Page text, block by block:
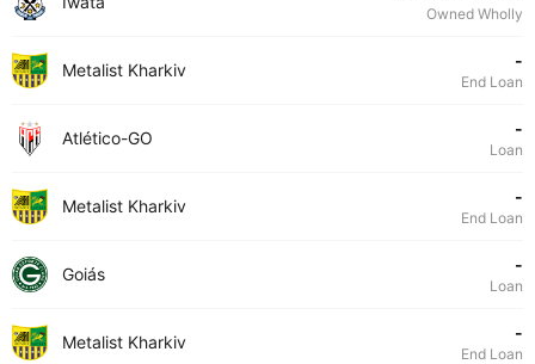
Owned Wholly
Metalist Kharkiv -
End Loan
Atlético-GO -
Loan
Metalist Kharkiv -
End Loan
Goiás -
Loan
Metalist Kharkiv -
End Loan